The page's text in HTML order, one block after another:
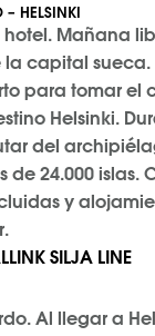
HELSINKI
hotel. Mañana
capital sueca.
para tomar el
Helsinki.
del
de 24.000 islas.
y
SILJA LINE
Al llegar a